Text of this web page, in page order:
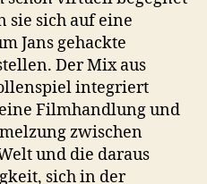
sie sich auf eine
Jans gehackte
Der Mix aus
integriert
Filmhandlung und
zwischen
und die daraus
sich in der